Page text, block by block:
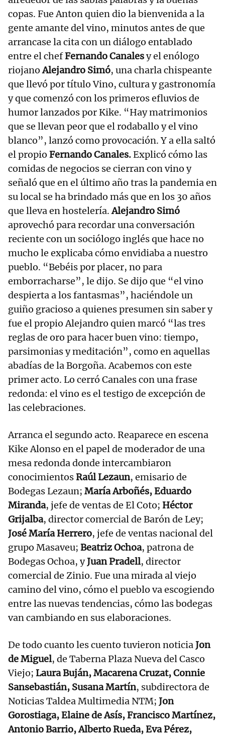
copas. Fue Anton quien dio la bienvenida a la
gente amante del vino, minutos antes de que
arrancase la cita con un diálogo entablado
entre el chefFernando Canalesy el enólogo
riojanoAlejandro Simó, una charla chispeante
que llevó por título Vino, cultura y gastronomía
y que comenzó con los primeros efluvios de
humor lanzados por Kike. “Hay matrimonios
que se llevan peor que el rodaballo y el vino
blanco”, lanzó como provocación. Y a ella saltó
el propio Fernando Canales.Explicó cómo las
comidas de negocios se cierran con vino y
señaló que en el último año tras la pandemia en
su local se ha brindado más que en los 30 años
que lleva en hostelería.Alejandro Simó
aprovechó para recordar una conversación
reciente con un sociólogo inglés que hace no
mucho le explicaba cómo envidiaba a nuestro
pueblo. “Bebéis por placer, no para
emborracharse”, le dijo. Se dijo que “el vino
despierta a los fantasmas”, haciéndole un
guiño gracioso a quienes presumen sin saber y
fue el propio Alejandro quien marcó “las tres
reglas de oro para hacer buen vino: tiempo,
parsimonias y meditación”, como en aquellas
abadías de la Borgoña. Acabemos con este
primer acto. Lo cerró Canales con una frase
redonda: el vino es el testigo de excepción de
las celebraciones.
Arranca el segundo acto. Reaparece en escena
Kike Alonso en el papel de moderador de una
mesa redonda donde intercambiaron
conocimientosRaúl Lezaun, emisario de
Bodegas Lezaun; María Arboñés, Eduardo
Miranda, jefe de ventas de El Coto; Héctor
Grijalba, director comercial de Barón de Ley;
José María Herrero, jefe de ventas nacional del
grupo Masaveu; Beatriz Ochoa, patrona de
Bodegas Ochoa, yJuan Pradell, director
comercial de Zinio. Fue una mirada al viejo
camino del vino, cómo el pueblo va escogiendo
entre las nuevas tendencias, cómo las bodegas
van cambiando en sus elaboraciones.
De todo cuanto les cuento tuvieron noticiaJon
de Miguel, de Taberna Plaza Nueva del Casco
Viejo; Laura Buján, Macarena Cruzat, Connie
Sansebastián, Susana Martín, subdirectora de
Noticias Taldea Multimedia NTM; Jon
Gorostiaga, Elaine de Asís, Francisco Martínez,
Antonio Barrio, Alberto Rueda, Eva Pérez,